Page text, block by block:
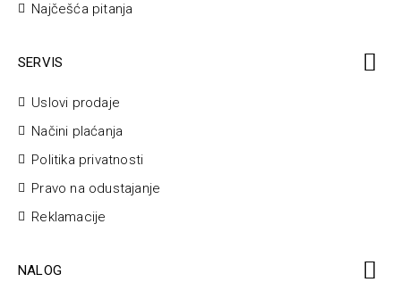
Najčešća pitanja
SERVIS
Uslovi prodaje
Načini plaćanja
Politika privatnosti
Pravo na odustajanje
Reklamacije
NALOG